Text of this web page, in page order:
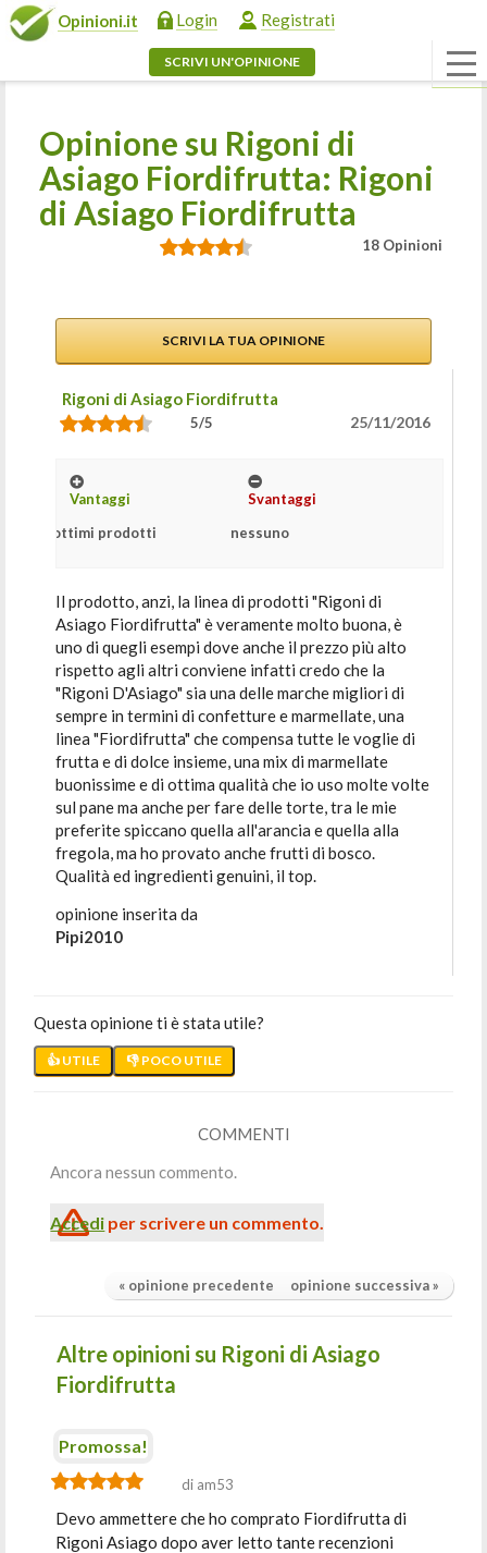
Opinioni.it Login Registrati
SCRIVI UN'OPINIONE
Opinione su Rigoni di
Asiago Fiordifrutta: Rigoni
di Asiago Fiordifrutta
18 Opinioni
SCRIVI LA TUA OPINIONE
Rigoni di Asiago Fiordifrutta
5/5 25/11/2016
Vantaggi
ottimi prodotti
Svantaggi
nessuno
Il prodotto, anzi, la linea di prodotti "Rigoni di
Asiago Fiordifrutta" è veramente molto buona, è
uno di quegli esempi dove anche il prezzo più alto
rispetto agli altri conviene infatti credo che la
"Rigoni D'Asiago" sia una delle marche migliori di
sempre in termini di confetture e marmellate, una
linea "Fiordifrutta" che compensa tutte le voglie di
frutta e di dolce insieme, una mix di marmellate
buonissime e di ottima qualità che io uso molte volte
sul pane ma anche per fare delle torte, tra le mie
preferite spiccano quella all'arancia e quella alla
fregola, ma ho provato anche frutti di bosco.
Qualità ed ingredienti genuini, il top.
opinione inserita da
Pipi2010
Questa opinione ti è stata utile?
👍 UTILE 👎 POCO UTILE
COMMENTI
Ancora nessun commento.
Accedi per scrivere un commento.
« opinione precedente opinione successiva »
Altre opinioni su Rigoni di Asiago
Fiordifrutta
Promossa!
di am53
Devo ammettere che ho comprato Fiordifrutta di
Rigoni Asiago dopo aver letto tante recenzioni